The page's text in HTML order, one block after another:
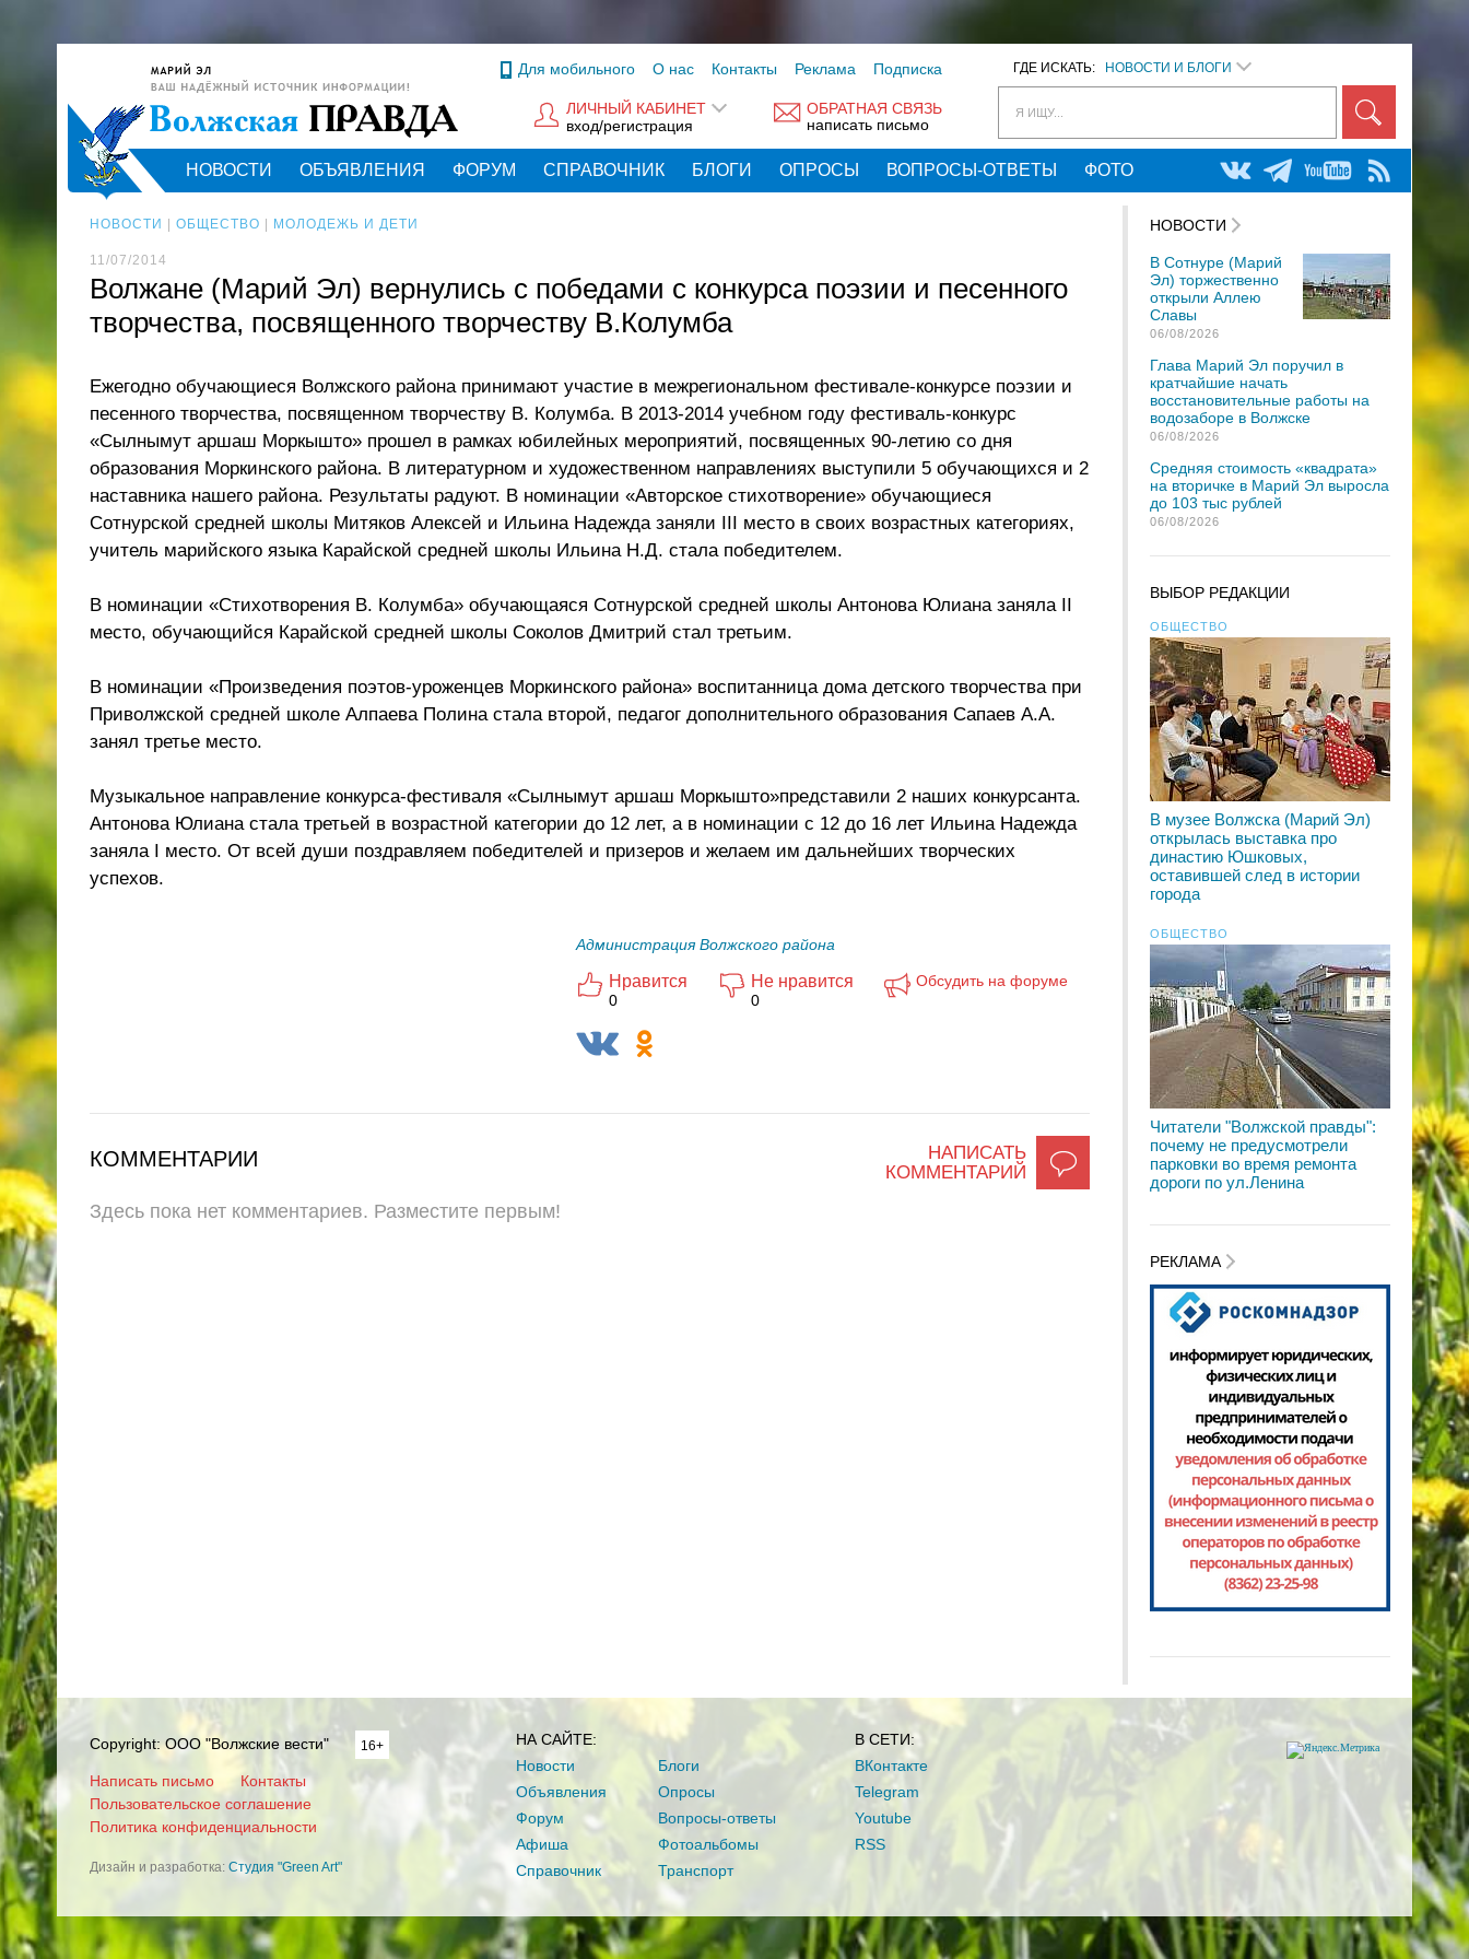
ГДЕ ИСКАТЬ: НОВОСТИ И БЛОГИ
Я ИЩУ...
Для мобильного О нас Контакты Реклама Подписка
ОБРАТНАЯ СВЯЗЬ
написать письмо
ЛИЧНЫЙ КАБИНЕТ
вход/регистрация
НОВОСТИ ОБЪЯВЛЕНИЯ ФОРУМ СПРАВОЧНИК БЛОГИ ОПРОСЫ ВОПРОСЫ-ОТВЕТЫ ФОТО
НОВОСТИ ОБЩЕСТВО МОЛОДЕЖЬ И ДЕТИ
11/07/2014
Волжане (Марий Эл) вернулись с победами с конкурса поэзии и песенного
творчества, посвященного творчеству В.Колумба
Ежегодно обучающиеся Волжского района принимают участие в межрегиональном фестивале-конкурсе поэзии и
песенного творчества, посвященном творчеству В. Колумба. В 2013-2014 учебном году фестиваль-конкурс
«Сылнымут аршаш Моркышто» прошел в рамках юбилейных мероприятий, посвященных 90-летию со дня
образования Моркинского района. В литературном и художественном направлениях выступили 5 обучающихся и 2
наставника нашего района. Результаты радуют. В номинации «Авторское стихотворение» обучающиеся
Сотнурской средней школы Митяков Алексей и Ильина Надежда заняли III место в своих возрастных категориях,
учитель марийского языка Карайской средней школы Ильина Н.Д. стала победителем.
В номинации «Стихотворения В. Колумба» обучающаяся Сотнурской средней школы Антонова Юлиана заняла II
место, обучающийся Карайской средней школы Соколов Дмитрий стал третьим.
В номинации «Произведения поэтов-уроженцев Моркинского района» воспитанница дома детского творчества при
Приволжской средней школе Алпаева Полина стала второй, педагог дополнительного образования Сапаев А.А.
занял третье место.
Музыкальное направление конкурса-фестиваля «Сылнымут аршаш Моркышто»представили 2 наших конкурсанта.
Антонова Юлиана стала третьей в возрастной категории до 12 лет, а в номинации с 12 до 16 лет Ильина Надежда
заняла I место. От всей души поздравляем победителей и призеров и желаем им дальнейших творческих
успехов.
Администрация Волжского района
Нравится
0
Не нравится
0
Обсудить на форуме
НАПИСАТЬ
КОММЕНТАРИЙ
КОММЕНТАРИИ
Здесь пока нет комментариев. Разместите первым!
НОВОСТИ
В Сотнуре (Марий
Эл) торжественно
открыли Аллею
Славы
06/08/2026
Глава Марий Эл поручил в
кратчайшие начать
восстановительные работы на
водозаборе в Волжске
06/08/2026
Средняя стоимость «квадрата»
на вторичке в Марий Эл выросла
до 103 тыс рублей
06/08/2026
ВЫБОР РЕДАКЦИИ
ОБЩЕСТВО
В музее Волжска (Марий Эл)
открылась выставка про
династию Юшковых,
оставившей след в истории
города
ОБЩЕСТВО
Читатели "Волжской правды":
почему не предусмотрели
парковки во время ремонта
дороги по ул.Ленина
РЕКЛАМА
Copyright: ООО "Волжские вести" 16+
Написать письмо
Контакты
Пользовательское соглашение
Политика конфиденциальности
Дизайн и разработка: Студия "Green Art"
НА САЙТЕ:
Новости
Объявления
Форум
Афиша
Справочник
Блоги
Опросы
Вопросы-ответы
Фотоальбомы
Транспорт
В СЕТИ:
ВКонтакте
Telegram
Youtube
RSS